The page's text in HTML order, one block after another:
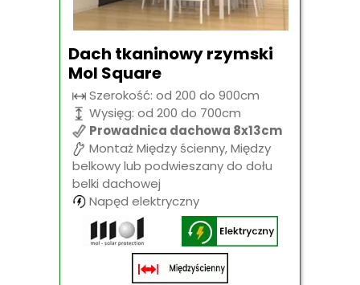
Dach tkaninowy rzymski
Mol Square
Szerokość: od 200 do 900cm
Wysięg: od 200 do 700cm
Prowadnica dachowa 8x13cm
Montaż Między ścienny, Między
belkowy lub podwieszany do dołu
belki dachowej
Napęd elektryczny